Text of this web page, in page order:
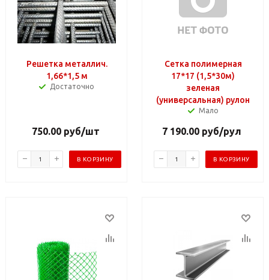
Решетка металлич.
1,66*1,5 м
Достаточно
750.00руб/шт
В КОРЗИНУ
Сетка полимерная
17*17 (1,5*30м)
зеленая
(универсальная) рулон
Мало
7 190.00 руб/рул
В КОРЗИНУ